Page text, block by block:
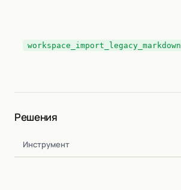
workspace_import_legacy_markdown
Решения
Инструмент